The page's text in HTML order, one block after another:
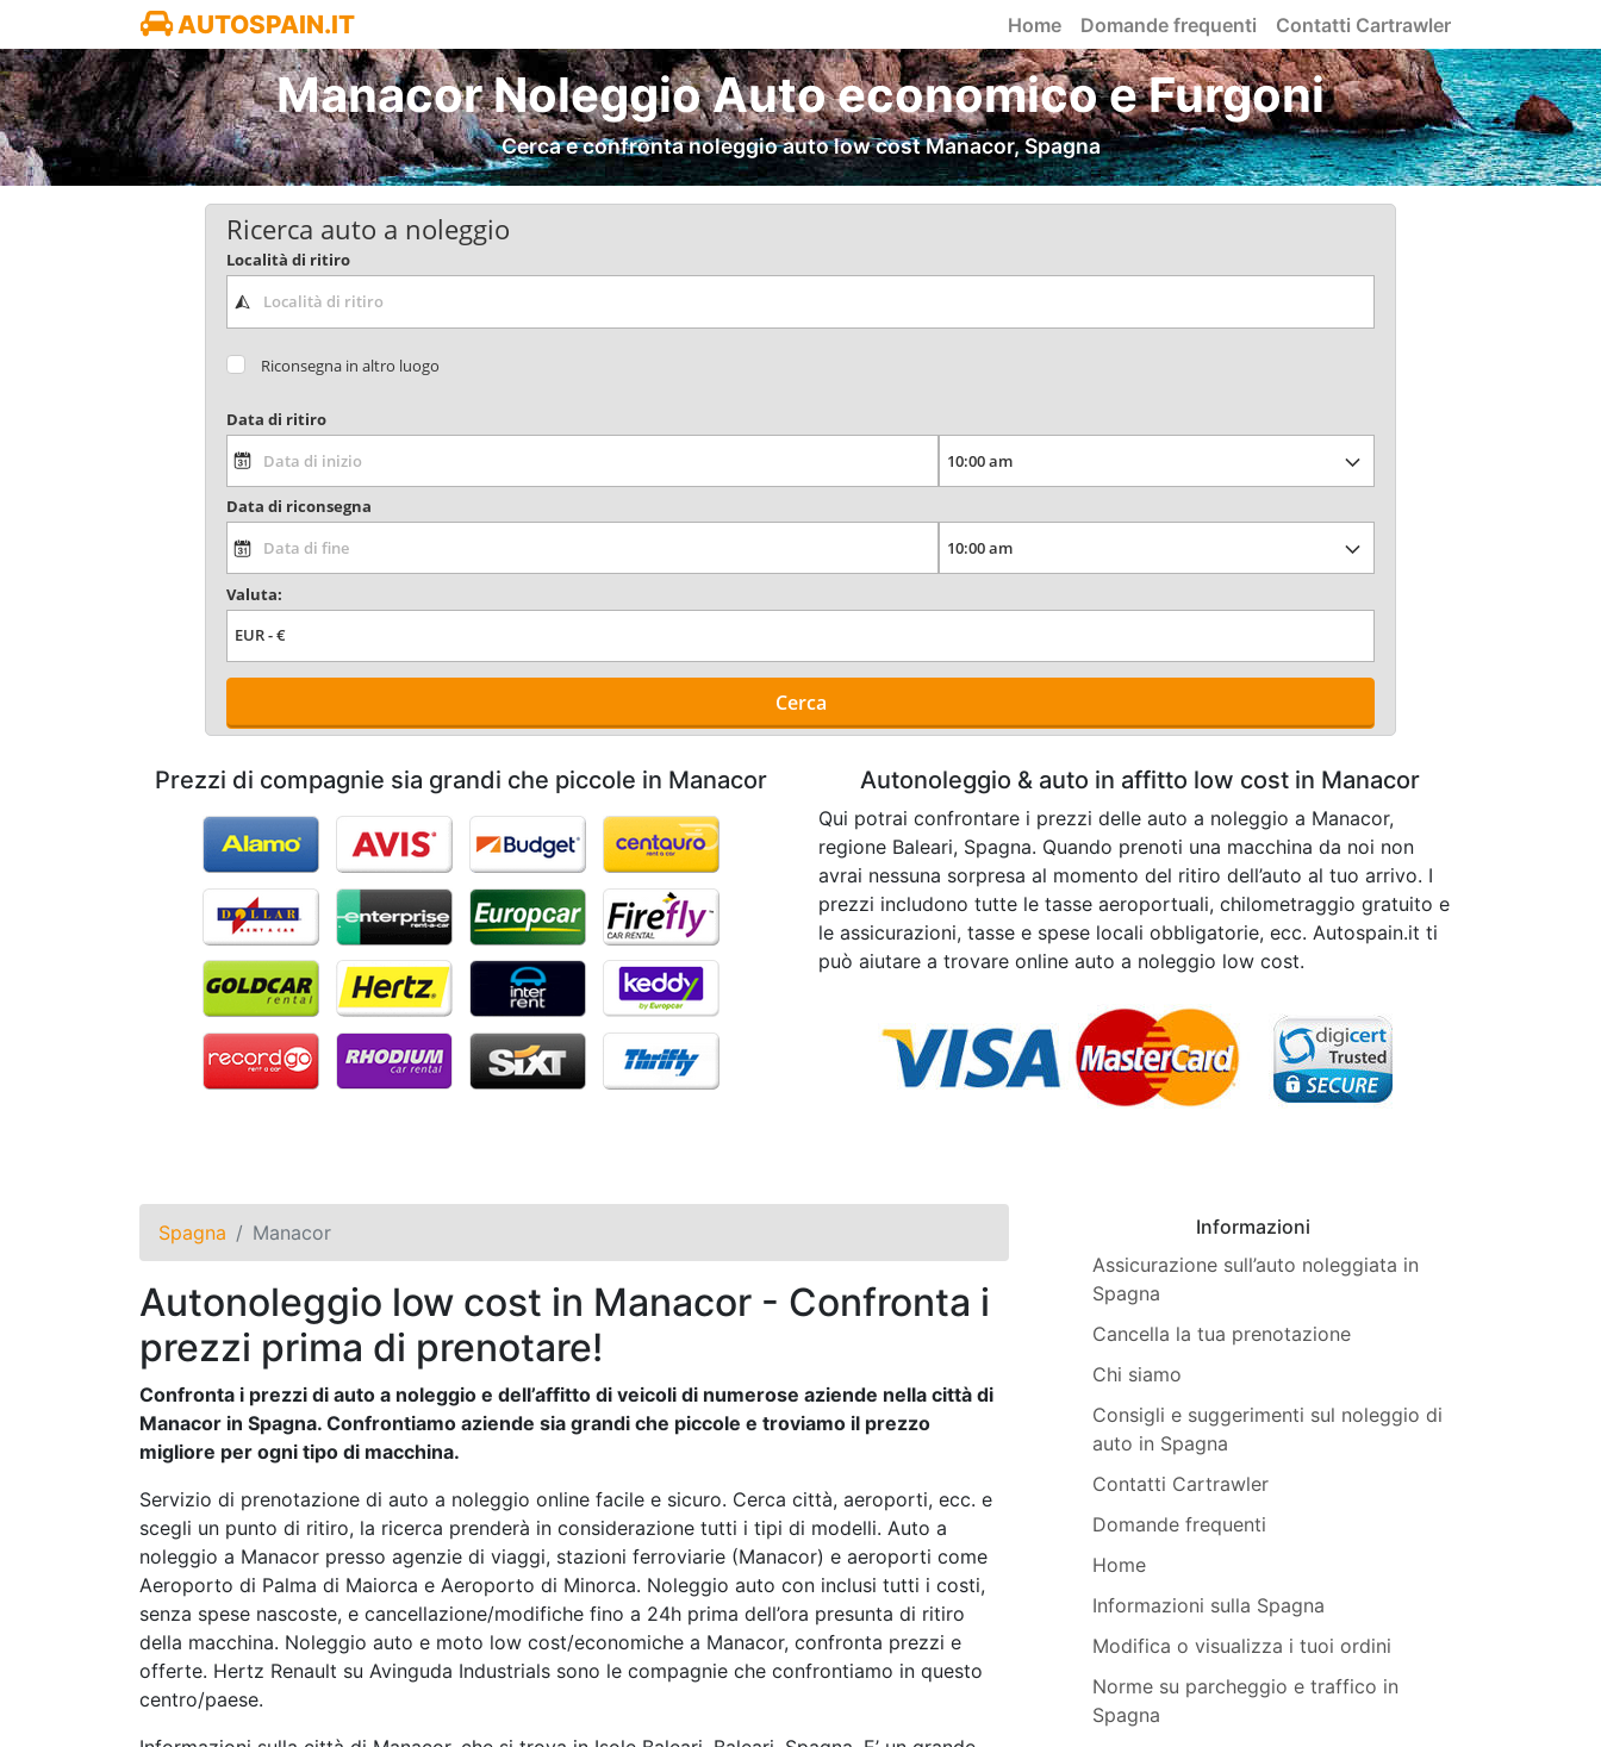
AUTOSPAIN.IT Home Domande frequenti Contatti Cartrawler
Manacor Noleggio Auto economico e Furgoni
Cerca e confronta noleggio auto low cost Manacor, Spagna
Ricerca auto a noleggio
Località di ritiro
Riconsegna in altro luogo
Data di ritiro
Data di riconsegna
Valuta:
Cerca
Prezzi di compagnie sia grandi che piccole in Manacor Autonoleggio & auto in affitto low cost in Manacor
Qui potrai confrontare i prezzi delle auto a noleggio a Manacor,
regione Baleari, Spagna. Quando prenoti una macchina da noi non
avrai nessuna sorpresa al momento del ritiro dell’auto al tuo arrivo. I
prezzi includono tutte le tasse aeroportuali, chilometraggio gratuito e
le assicurazioni, tasse e spese locali obbligatorie, ecc. Autospain.it ti
può aiutare a trovare online auto a noleggio low cost.
Spagna Manacor
Autonoleggio low cost in Manacor - Confronta i
prezzi prima di prenotare!
Confronta i prezzi di auto a noleggio e dell’affitto di veicoli di numerose aziende nella città di
Manacor in Spagna. Confrontiamo aziende sia grandi che piccole e troviamo il prezzo
migliore per ogni tipo di macchina.
Servizio di prenotazione di auto a noleggio online facile e sicuro. Cerca città, aeroporti, ecc. e
scegli un punto di ritiro, la ricerca prenderà in considerazione tutti i tipi di modelli. Auto a
noleggio a Manacor presso agenzie di viaggi, stazioni ferroviarie (Manacor) e aeroporti come
Aeroporto di Palma di Maiorca e Aeroporto di Minorca. Noleggio auto con inclusi tutti i costi,
senza spese nascoste, e cancellazione/modifiche fino a 24h prima dell’ora presunta di ritiro
della macchina. Noleggio auto e moto low cost/economiche a Manacor, confronta prezzi e
offerte. Hertz Renault su Avinguda Industrials sono le compagnie che confrontiamo in questo
centro/paese.
Informazioni
Assicurazione sull’auto noleggiata in
Spagna
Cancella la tua prenotazione
Chi siamo
Consigli e suggerimenti sul noleggio di
auto in Spagna
Contatti Cartrawler
Domande frequenti
Home
Informazioni sulla Spagna
Modifica o visualizza i tuoi ordini
Norme su parcheggio e traffico in
Spagna